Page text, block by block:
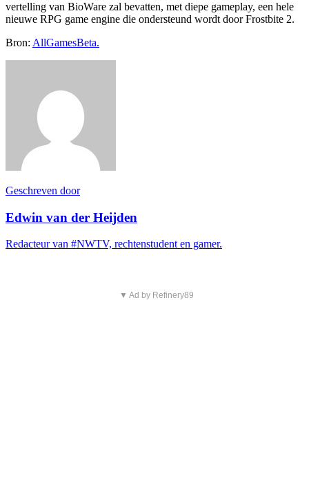
vertelling van BioWare zal bevatten, met diepe gameplay, een hele
nieuwe RPG game engine die ondersteund wordt door Frostbite 2.
Bron: AllGamesBeta.
Geschreven door
Edwin van der Heijden
Redacteur van #NWTV, rechtenstudent en gamer.
▼ Ad by Refinery89